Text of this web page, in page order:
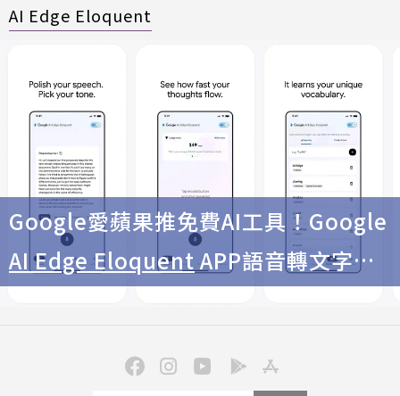
AI Edge Eloquent
Google愛蘋果推免費AI工具！Google
AI Edge Eloquent APP語音轉文字無